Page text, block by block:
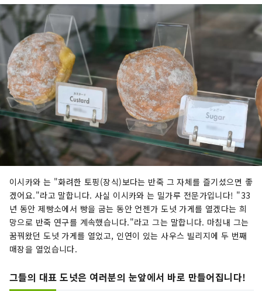
이시카와 는 "화려한 토핑(장식)보다는 반죽 그 자체를 즐기셨으면 좋
겠어요."라고 말합니다. 사실 이시카와 는 밀가루 전문가입니다! "33
년 동안 제빵소에서 빵을 굽는 동안 언젠가 도넛 가게를 열겠다는 희
망으로 반죽 연구를 계속했습니다."라고 그는 말합니다. 마침내 그는
꿈꿔왔던 도넛 가게를 열었고, 인연이 있는 사우스 빌리지에 두 번째
매장을 열었습니다.
그들의 대표 도넛은 여러분의 눈앞에서 바로 만들어집니다!